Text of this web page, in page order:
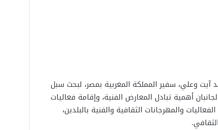
آيت وعلي، سفير المملكة المغربية بمصر، لبحث سبل
أهمية تبادل المعارض الفنية، وإقامة فعاليات
والمهرجانات الثقافية والفنية بالبلدين،